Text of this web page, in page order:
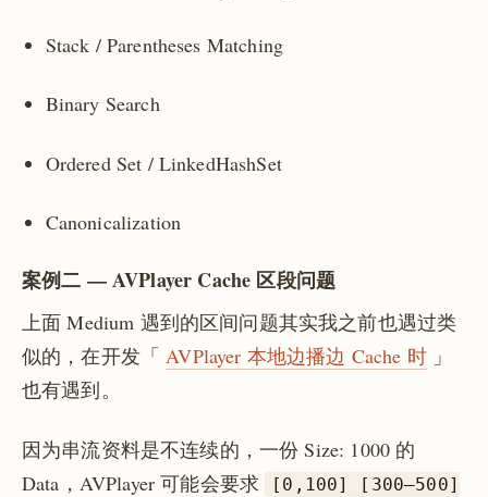
Stack / Parentheses Matching
Binary Search
Ordered Set / LinkedHashSet
Canonicalization
案例二 — AVPlayer Cache 区段问题
上面 Medium 遇到的区间问题其实我之前也遇过类
似的，在开发「AVPlayer 本地边播边 Cache 时」
也有遇到。
因为串流资料是不连续的，一份 Size: 1000 的
Data，AVPlayer 可能会要求
[0,100] [300–500]